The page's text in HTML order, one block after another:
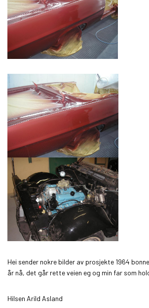
Hei sender nokre bilder av prosjekte 1964
år nå, det går rette veien eg og min far som
Hilsen Arild Asland